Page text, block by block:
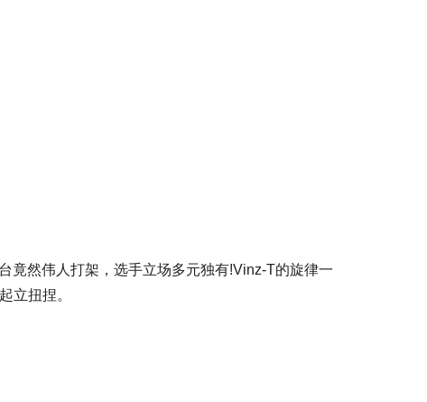
然伟人打架，选手立场多元独有!Vinz-T的旋律一
立扭捏。